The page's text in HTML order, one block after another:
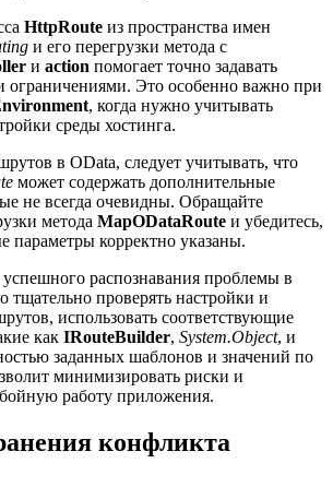
HttpRoute из пространства имен
и его перегрузки метода с
и action помогает точно задавать
Это особенно важно при
, когда нужно учитывать
среды хостинга.
в OData, следует учитывать, что
может содержать дополнительные
не всегда очевидны. Обращайте
метода MapODataRoute и убедитесь,
параметры корректно указаны.
распознавания проблемы в
тщательно проверять настройки и
использовать соответствующие
как IRouteBuilder, System.Object, и
заданных шаблонов и значений по
минимизировать риски и
работу приложения.
конфликта